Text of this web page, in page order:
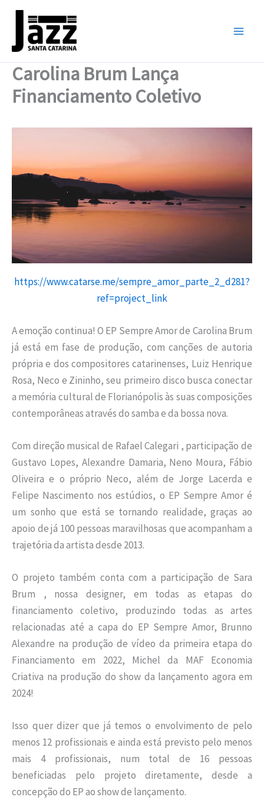
Carolina Brum Lança
Financiamento Coletivo
https://www.catarse.me/sempre_amor_parte_2_d281?
ref=project_link
A emoção continua! O EP Sempre Amor de Carolina Brum
já está em fase de produção, com canções de autoria
própria e dos compositores catarinenses, Luiz Henrique
Rosa, Neco e Zininho, seu primeiro disco busca conectar
a memória cultural de Florianópolis às suas composições
contemporâneas através do samba e da bossa nova.
Com direção musical de Rafael Calegari , participação de
Gustavo Lopes, Alexandre Damaria, Neno Moura, Fábio
Oliveira e o próprio Neco, além de Jorge Lacerda e
Felipe Nascimento nos estúdios, o EP Sempre Amor é
um sonho que está se tornando realidade, graças ao
apoio de já 100 pessoas maravilhosas que acompanham a
trajetória da artista desde 2013.
O projeto também conta com a participação de Sara
Brum , nossa designer, em todas as etapas do
financiamento coletivo, produzindo todas as artes
relacionadas até a capa do EP Sempre Amor, Brunno
Alexandre na produção de vídeo da primeira etapa do
Financiamento em 2022, Michel da MAF Economia
Criativa na produção do show da lançamento agora em
2024!
Isso quer dizer que já temos o envolvimento de pelo
menos 12 profissionais e ainda está previsto pelo menos
mais 4 profissionais, num total de 16 pessoas
beneficiadas pelo projeto diretamente, desde a
concepção do EP ao show de lançamento.